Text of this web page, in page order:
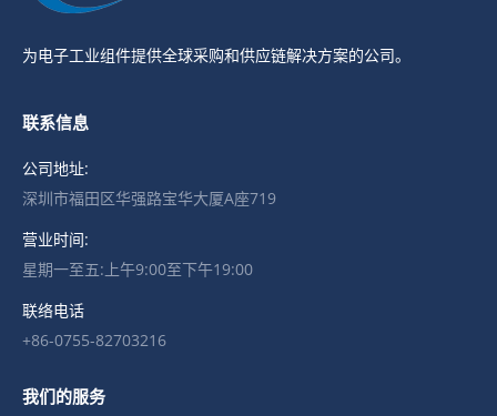
为电子工业组件提供全球采购和供应链解决方案的公司。
联系信息
公司地址:
深圳市福田区华强路宝华大厦A座719
营业时间:
星期一至五:上午9:00至下午19:00
联络电话
+86-0755-82703216
我们的服务